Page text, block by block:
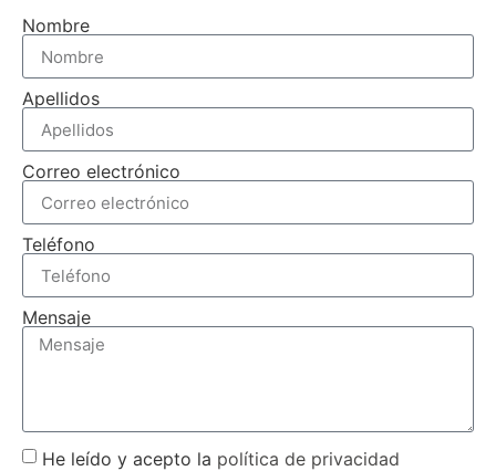
Nombre
Apellidos
Correo electrónico
Teléfono
Mensaje
He leído y acepto la política de privacidad